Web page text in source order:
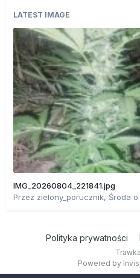
LATEST IMAGE
IMG_20260804_221841.jpg
Przez zielony_porucznik, Środa
Polityka prywatności
Powered by